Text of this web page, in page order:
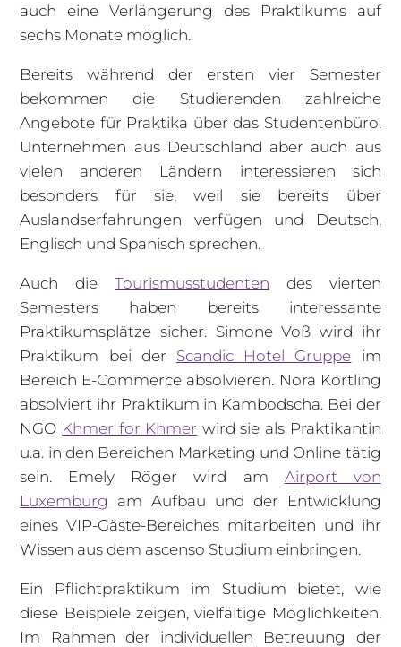
auch eine Verlängerung des Praktikums auf
sechs Monate möglich.
Bereits während der ersten vier Semester
bekommen die Studierenden zahlreiche
Angebote für Praktika über das Studentenbüro.
Unternehmen aus Deutschland aber auch aus
vielen anderen Ländern interessieren sich
besonders für sie, weil sie bereits über
Auslandserfahrungen verfügen und Deutsch,
Englisch und Spanisch sprechen.
Auch die Tourismusstudenten des vierten
Semesters haben bereits interessante
Praktikumsplätze sicher. Simone Voß wird ihr
Praktikum bei der Scandic Hotel Gruppe im
Bereich E-Commerce absolvieren. Nora Kortling
absolviert ihr Praktikum in Kambodscha. Bei der
NGO Khmer for Khmer wird sie als Praktikantin
u.a. in den Bereichen Marketing und Online tätig
sein. Emely Röger wird am Airport von
Luxemburg
am Aufbau und der Entwicklung
eines VIP-Gäste-Bereiches mitarbeiten und ihr
Wissen aus dem ascenso Studium einbringen.
Ein Pflichtpraktikum im Studium bietet, wie
diese Beispiele zeigen, vielfältige Möglichkeiten.
Im Rahmen der individuellen Betreuung der